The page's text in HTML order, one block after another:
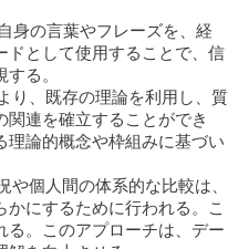
身の言葉やフレーズを、経
として使用することで、信
る。
り、既存の理論を利用し、質
連を確立することができ
理論的概念や枠組みに基づい
や個人間の体系的な比較は、
にするために行われる。こ
。このアプローチは、デー